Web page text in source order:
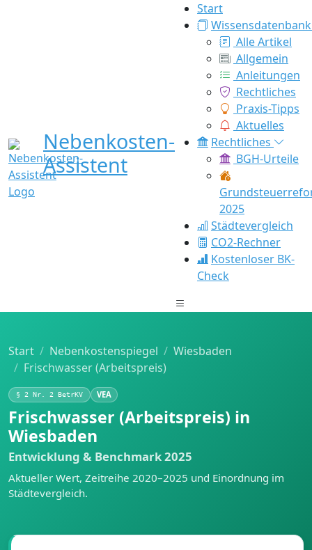
Nebenkosten-
Assistent
Start
Wissensdatenbank
Alle Artikel
Allgemein
Anleitungen
Rechtliches
Praxis-Tipps
Aktuelles
Rechtliches
BGH-Urteile
2025
Städtevergleich
CO2-Rechner
Kostenloser BK-
Check
Start Nebenkostenspiegel
Wiesbaden
Frischwasser (Arbeitspreis)
§ 2 Nr. 2 BetrKV VEA
Frischwasser (Arbeitspreis) in
Wiesbaden
Entwicklung & Benchmark 2025
Aktueller Wert, Zeitreihe 2020–2025 und Einordnung im
Städtevergleich.